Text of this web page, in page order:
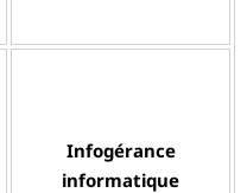
Infogérance
informatique